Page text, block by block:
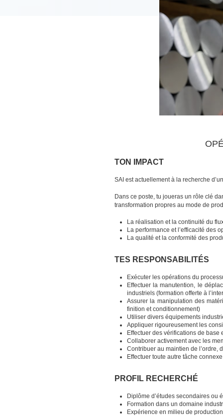
TON IMPACT
SAI est actuellement à la recherche
Dans ce poste, tu joueras un rôle clé
transformation propres au mode de
La réalisation et la continuité du
La performance et l’efficacité des
La qualité et la conformité des
TES RESPONSABILITÉS
Exécuter les opérations du
Effectuer la manutention, le
industriels (formation offerte à
Assurer la manipulation des
finition et conditionnement)
Utiliser divers équipements
Appliquer rigoureusement les
Effectuer des vérifications de
Collaborer activement avec les
Contribuer au maintien de l’ordre,
Effectuer toute autre tâche
PROFIL RECHERCHÉ
Diplôme d’études secondaires ou
Formation dans un domaine
Expérience en milieu de